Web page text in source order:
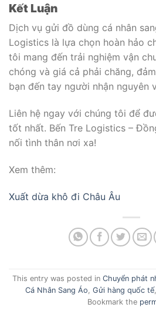
Kết Luận
Dịch vụ gửi đồ dùng cá nhân
Logistics là lựa chọn hoàn hảo
tôi mang đến trải nghiệm vận
chóng và giá cả phải chăng,
bạn đến tay người nhận nguyên
Liên hệ ngay với chúng tôi để
tốt nhất. Bến Tre Logistics –
nối tình thân nơi xa!
Xem thêm:
Xuất dừa khô đi Châu Âu
This entry was posted in Chuyển phát
Cá Nhân Sang Áo, Gửi hàng quốc tế,
Bookmark the